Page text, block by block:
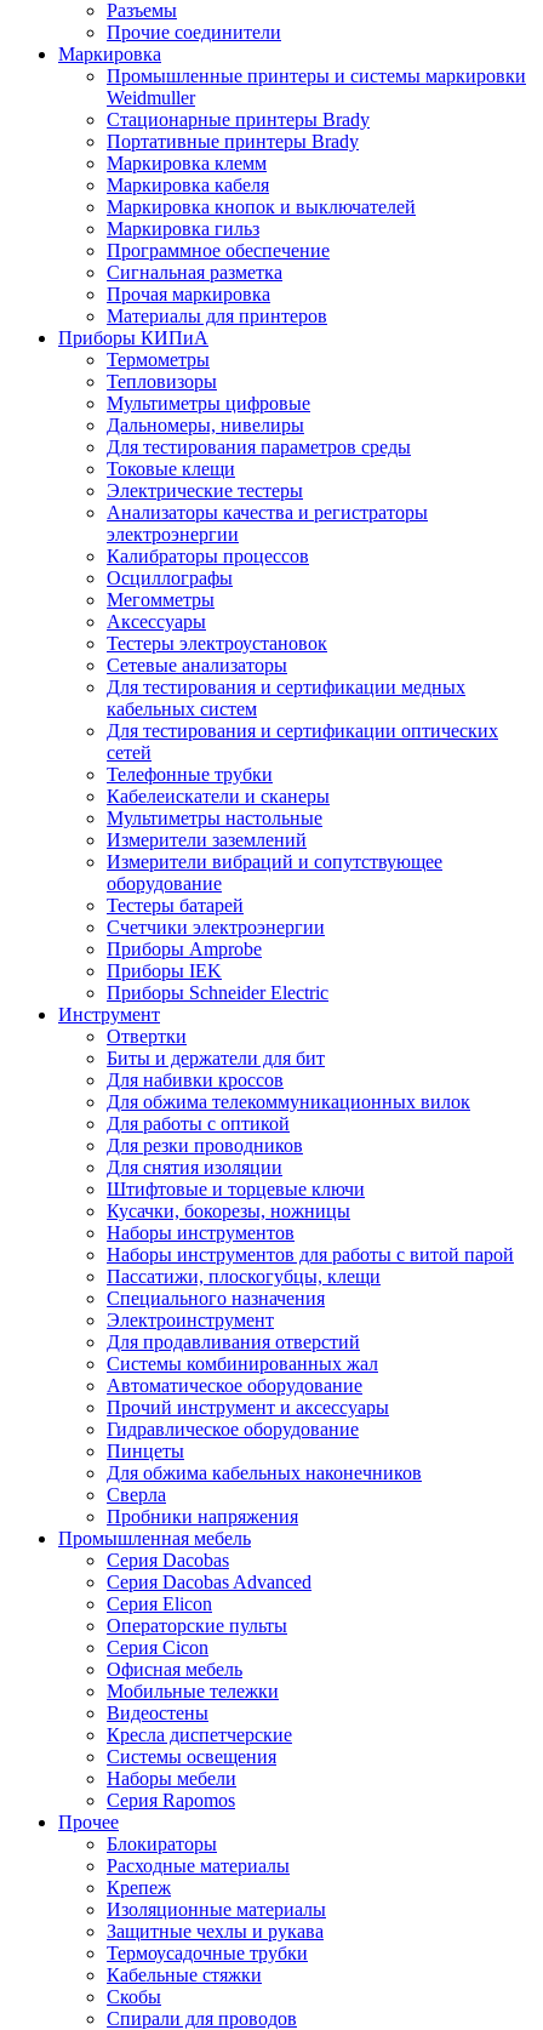
Разъемы
Прочие соединители
Маркировка
Промышленные принтеры и системы маркировки
Weidmuller
Стационарные принтеры Brady
Портативные принтеры Brady
Маркировка клемм
Маркировка кабеля
Маркировка кнопок и выключателей
Маркировка гильз
Программное обеспечение
Сигнальная разметка
Прочая маркировка
Материалы для принтеров
Приборы КИПиА
Термометры
Тепловизоры
Мультиметры цифровые
Дальномеры, нивелиры
Для тестирования параметров среды
Токовые клещи
Электрические тестеры
Анализаторы качества и регистраторы
электроэнергии
Калибраторы процессов
Осциллографы
Мегомметры
Аксессуары
Тестеры электроустановок
Сетевые анализаторы
Для тестирования и сертификации медных
кабельных систем
Для тестирования и сертификации оптических
сетей
Телефонные трубки
Кабелеискатели и сканеры
Мультиметры настольные
Измерители заземлений
Измерители вибраций и сопутствующее
оборудование
Тестеры батарей
Счетчики электроэнергии
Приборы Amprobe
Приборы IEK
Приборы Schneider Electric
Инструмент
Отвертки
Биты и держатели для бит
Для набивки кроссов
Для обжима телекоммуникационных вилок
Для работы с оптикой
Для резки проводников
Для снятия изоляции
Штифтовые и торцевые ключи
Кусачки, бокорезы, ножницы
Наборы инструментов
Наборы инструментов для работы с витой парой
Пассатижи, плоскогубцы, клещи
Специального назначения
Электроинструмент
Для продавливания отверстий
Системы комбинированных жал
Автоматическое оборудование
Прочий инструмент и аксессуары
Гидравлическое оборудование
Пинцеты
Для обжима кабельных наконечников
Сверла
Пробники напряжения
Промышленная мебель
Серия Dacobas
Серия Dacobas Advanced
Серия Elicon
Операторские пульты
Серия Cicon
Офисная мебель
Мобильные тележки
Видеостены
Кресла диспетчерские
Системы освещения
Наборы мебели
Серия Rapomos
Прочее
Блокираторы
Расходные материалы
Крепеж
Изоляционные материалы
Защитные чехлы и рукава
Термоусадочные трубки
Кабельные стяжки
Скобы
Спирали для проводов